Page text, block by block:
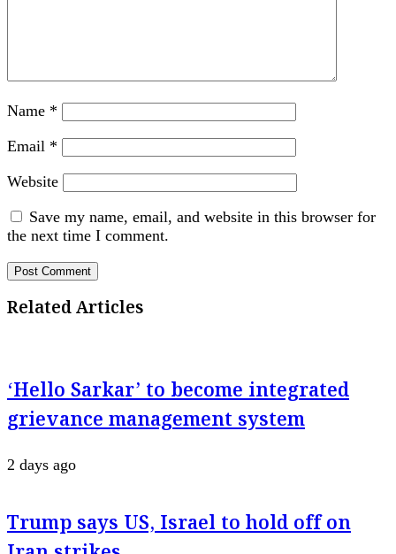
Name *
Email *
Website
Save my name, email, and website in this browser for
the next time I comment.
Related Articles
‘Hello Sarkar’ to become integrated
grievance management system
2 days ago
Trump says US, Israel to hold off on